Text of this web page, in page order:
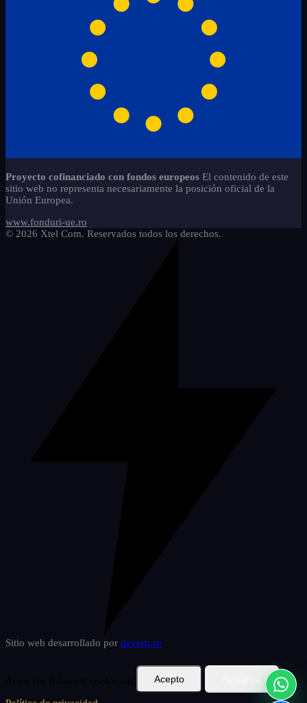
Proyecto cofinanciado con fondos europeos El contenido de este
sitio web no representa necesariamente la posición oficial de la
Unión Europea.
www.fonduri-ue.ro
© 2026 Xtel Com. Reservados todos los derechos.
Sitio web desarrollado por deverp.ro
Acepto